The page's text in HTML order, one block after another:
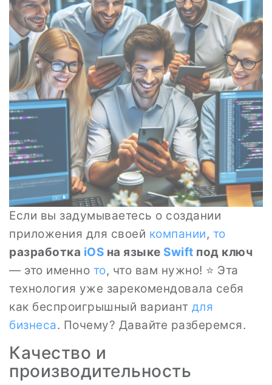
Если вы задумываетесь о создании
приложения для своей компании, то
разработка iOS на языке Swift под ключ
— это именно то, что вам нужно! ⭐ Эта
технология уже зарекомендовала себя
как беспроигрышный вариант для
бизнеса. Почему? Давайте разберемся.
Качество и
производительность